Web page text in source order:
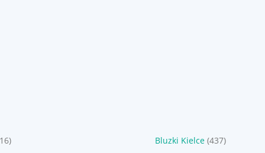
Bluzki Kielce (437)